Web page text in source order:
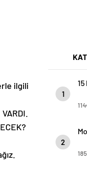
ilgili
1
2